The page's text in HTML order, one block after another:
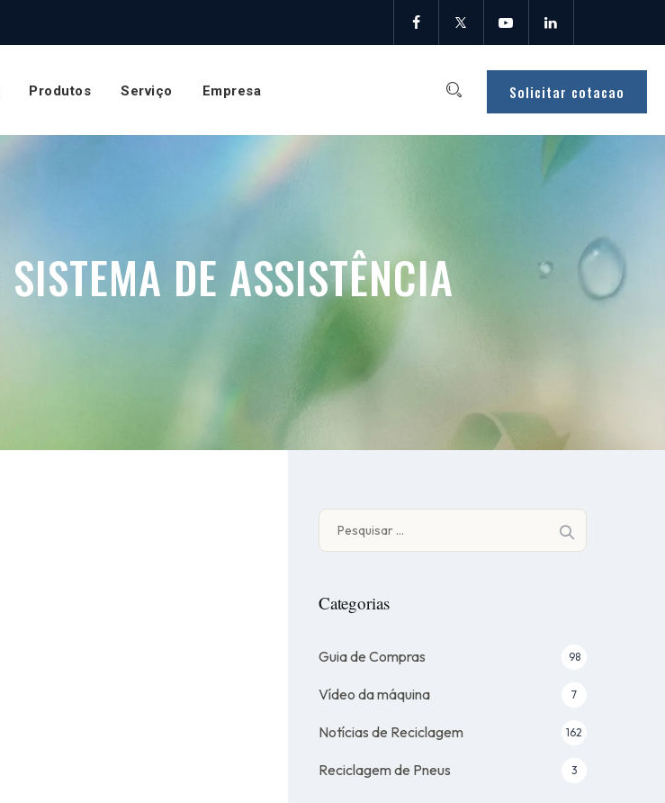
Solicitar cotacao
Produtos Serviço Empresa
SISTEMA DE ASSISTÊNCIA
por:
Categorias
Guia de Compras 98
Vídeo da máquina 7
Notícias de Reciclagem 162
Reciclagem de Pneus 3